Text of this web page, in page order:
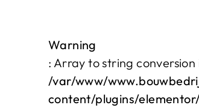
Warning
: Array to string conversion
/var/www/
content/plugins/